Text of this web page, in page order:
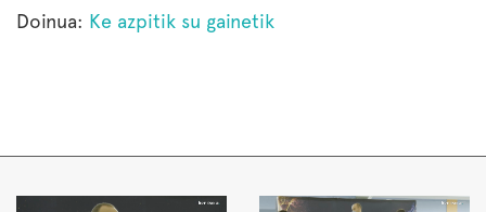
Doinua: Ke azpitik su gainetik